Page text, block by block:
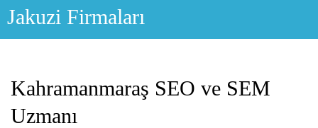
Skip
Jakuzi Firmaları
Kahramanmaraş SEO ve SEM
Uzmanı